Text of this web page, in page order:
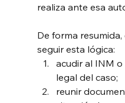
realiza ante esa
De forma
seguir esta lógica:
acudir al INM
legal del caso;
reunir